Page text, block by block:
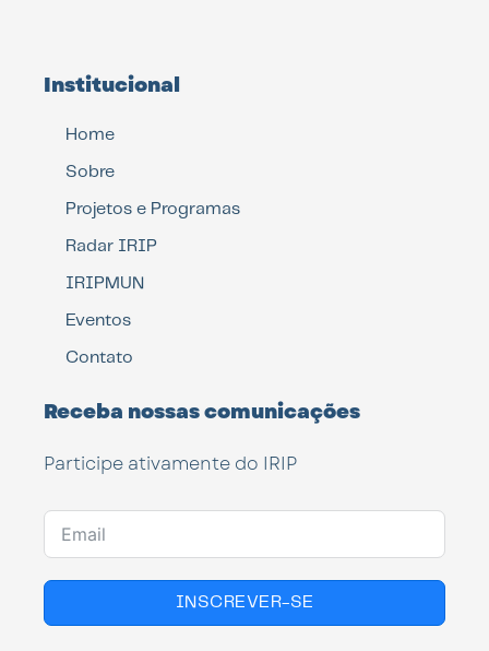
Institucional
Home
Sobre
Projetos e Programas
Radar IRIP
IRIPMUN
Eventos
Contato
Receba nossas comunicações
Participe ativamente do IRIP
INSCREVER-SE